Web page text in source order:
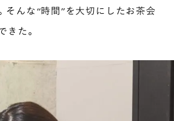
そんな“時間”を大切にしたお茶会
きた。